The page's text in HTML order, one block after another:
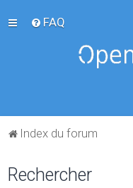
FAQ
Index du forum
Rechercher